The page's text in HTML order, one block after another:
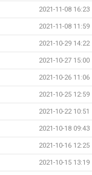
2021-11-08 16:23
2021-11-08 11:59
2021-10-29 14:22
2021-10-27 15:00
2021-10-26 11:06
2021-10-25 12:59
2021-10-22 10:51
2021-10-18 09:43
2021-10-16 12:25
2021-10-15 13:19